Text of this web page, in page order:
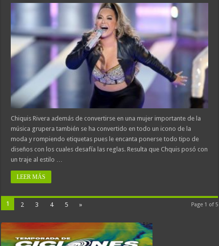
Chiquis Rivera además de convertirse en una mujer importante de la
música grupera también se ha convertido en todo un icono de la
moda y rompiendo etiquetas pues le encanta ponerse todo tipo de
diseños con los cuales desafía las reglas. Resulta que Chquis posó con
un traje al estilo …
LEER MÁS
Page 1 of 5
1 2 3 4 5 »